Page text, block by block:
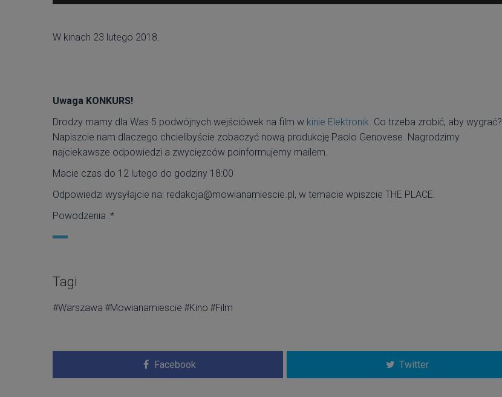
W kinach 23 lutego 2018.
Uwaga KONKURS!
Drodzy mamy dla Was 5 podwójnych wejściówek na film w kinie Elektronik. Co trzeba zrobić, aby wygrać?
Napiszcie nam dlaczego chcielibyście zobaczyć nową produkcję Paolo Genovese. Nagrodzimy
najciekawsze odpowiedzi a zwycięzców poinformujemy mailem.
Macie czas do 12 lutego do godziny 18:00
Odpowiedzi wysyłajcie na: redakcja@mowianamiescie.pl, w temacie wpiszcie THE PLACE.
Powodzenia :*
Tagi
#Warszawa #Mowianamiescie #Kino #Film
Facebook Twitter